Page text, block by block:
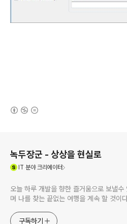
녹두장군 - 상상을 현실로
IT 분야 크리에이터
오늘 하루 개발을 향한 즐거움으로 보낼수
며 나를 찾는 끝없는 여행을 계속 할 것이
구독하기